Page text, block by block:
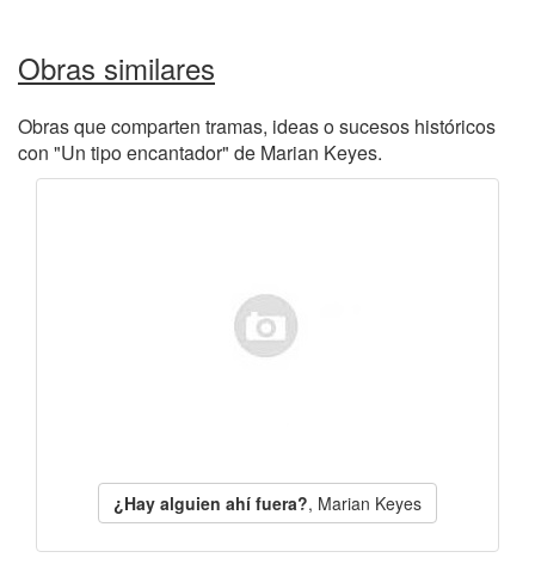
Obras similares
Obras que comparten tramas, ideas o sucesos históricos
con "Un tipo encantador" de Marian Keyes.
¿Hay alguien ahí fuera?, Marian Keyes